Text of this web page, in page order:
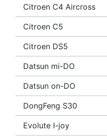
Citroen C4 Aircross
Citroen C5
Citroen DS5
Datsun mi-DO
Datsun on-DO
DongFeng S30
Evolute I-joy